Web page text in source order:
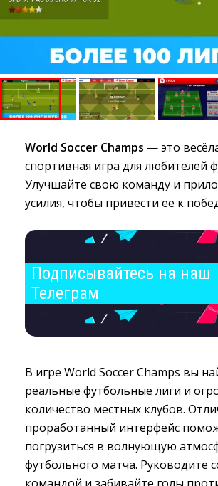
World Soccer Champs — это
спортивная игра для любителей
Улучшайте свою команду и
усилия, чтобы привести её к
Подписывайтесь на наш
Телеграм
В игре World Soccer Champs вы
реальные футбольные лиги и
количество местных клубов.
проработанный интерфейс
погрузиться в волнующую
футбольного матча. Руководите